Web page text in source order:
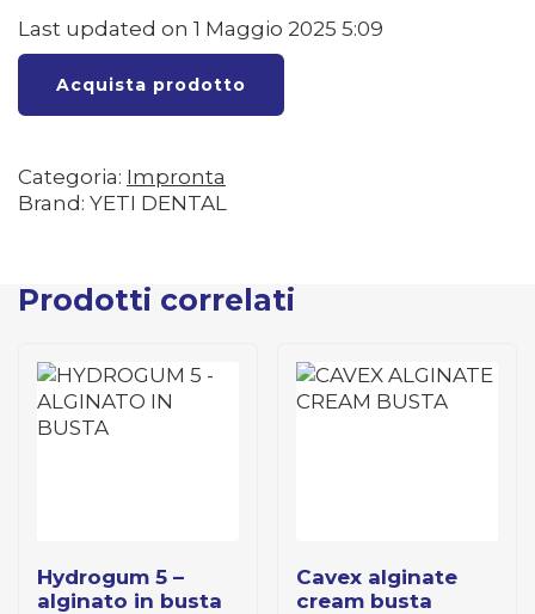
Last updated on 1 Maggio 2025 5:09
Acquista prodotto
Categoria: Impronta
Brand: YETI DENTAL
Prodotti correlati
hydrogum 5 –
alginato in busta
cavex alginate
cream busta